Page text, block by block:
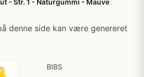
- Str. 1 - Naturgummi - Mauve
denne side kan være genereret
BIBS